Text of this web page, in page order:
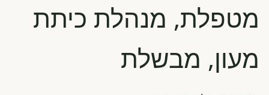
מטפלת, מנהלת כיתת
מעון, מבשלת